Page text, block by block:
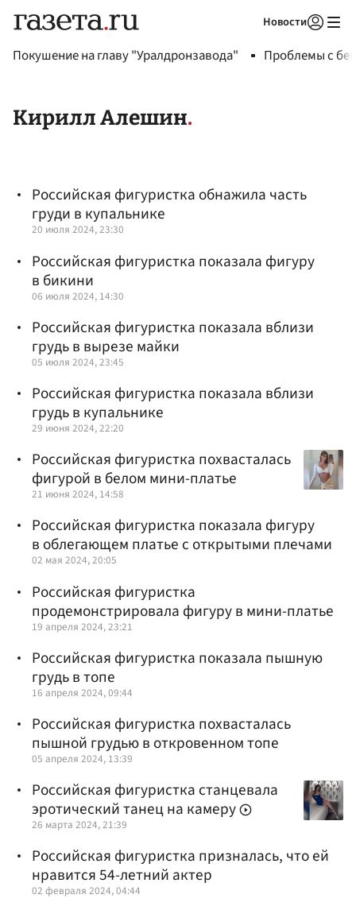
Новости
Покушение на главу "Уралдронзавода" Проблемы с
Кирилл Алешин
Российская фигуристка обнажила часть
груди в купальнике
20 июля 2024, 23:30
Российская фигуристка показала фигуру
в бикини
06 июля 2024, 14:30
Российская фигуристка показала вблизи
грудь в вырезе майки
05 июля 2024, 23:45
Российская фигуристка показала вблизи
грудь в купальнике
29 июня 2024, 22:20
Российская фигуристка похвасталась
фигурой в белом мини-платье
21 июня 2024, 14:58
Российская фигуристка показала фигуру
в облегающем платье с открытыми плечами
02 мая 2024, 20:05
Российская фигуристка
продемонстрировала фигуру в мини-платье
19 апреля 2024, 23:21
Российская фигуристка показала пышную
грудь в топе
16 апреля 2024, 09:44
Российская фигуристка похвасталась
пышной грудью в откровенном топе
05 апреля 2024, 13:39
Российская фигуристка станцевала
эротический танец на камеру
26 марта 2024, 21:39
Российская фигуристка призналась, что ей
нравится 54-летний актер
02 февраля 2024, 04:44